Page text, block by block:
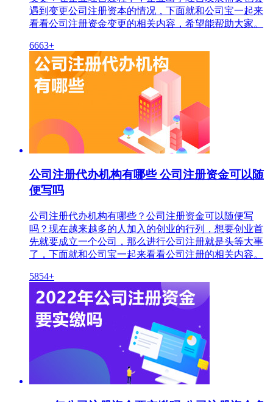
遇到变更公司注册资本的情况，下面就和公司宝一起来
看看公司注册资金变更的相关内容，希望能帮助大家。
6663+
公司注册代办机构有哪些 公司注册资金可以随
便写吗
公司注册代办机构有哪些？公司注册资金可以随便写
吗？现在越来越多的人加入的创业的行列，想要创业首
先就要成立一个公司，那么进行公司注册就是头等大事
了，下面就和公司宝一起来看看公司注册的相关内容。
5854+